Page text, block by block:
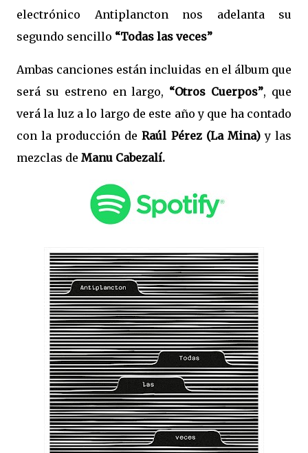
electrónico Antiplancton nos adelanta su
segundo sencillo “Todas las veces”
Ambas canciones están incluidas en el álbum que
será su estreno en largo, “Otros Cuerpos”, que
verá la luz a lo largo de este año y que ha contado
con la producción deRaúl Pérez (La Mina)y las
mezclas de Manu Cabezalí.